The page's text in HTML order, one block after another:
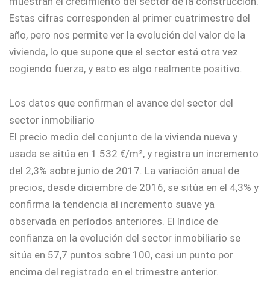
Estas cifras corresponden al primer cuatrimestre del
año, pero nos permite ver la evolución del valor de la
vivienda, lo que supone que el sector está otra vez
cogiendo fuerza, y esto es algo realmente positivo.
Los datos que confirman el avance del sector del
sector inmobiliario
El precio medio del conjunto de la vivienda nueva y
usada se sitúa en 1.532 €/m², y registra un incremento
del 2,3% sobre junio de 2017. La variación anual de
precios, desde diciembre de 2016, se sitúa en el 4,3% y
confirma la tendencia al incremento suave ya
observada en períodos anteriores. El índice de
confianza en la evolución del sector inmobiliario se
sitúa en 57,7 puntos sobre 100, casi un punto por
encima del registrado en el trimestre anterior.